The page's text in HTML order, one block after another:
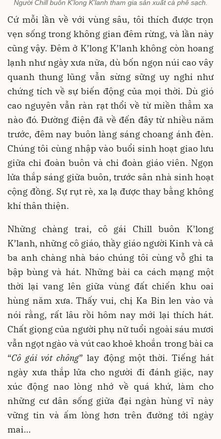
Người Chill buôn K'long K'lanh tham gia sản xuất cà phê sạch.
Cứ mỗi lần về với vùng sâu, tôi thích được trọn
vẹn sống trong không gian đêm rừng, và lần này
cũng vậy. Đêm ở K’long K’lanh không còn hoang
lạnh như ngày xưa nữa, dù bốn ngọn núi cao vây
quanh thung lũng vẫn sừng sững uy nghi như
chứng tích về sự biến động của mọi thời. Dù gió
cao nguyên vẫn ràn rạt thổi về từ miền thẳm xa
nào đó. Đường điện đã về đến đây từ nhiều năm
trước, đêm nay buôn làng sáng choang ánh đèn.
Chúng tôi cùng nhập vào buổi sinh hoạt giao lưu
giữa chi đoàn buôn và chi đoàn giáo viên. Ngọn
lửa thắp sáng giữa buôn, trước sân nhà sinh hoạt
cộng đồng. Sự rụt rè, xa lạ được thay bằng không
khí thân thiện.
Những chàng trai, cô gái Chill buôn K’long
K’lanh, những cô giáo, thầy giáo người Kinh và cả
ba anh chàng nhà báo chúng tôi cùng vỗ ghi ta
bập bùng và hát. Những bài ca cách mạng một
thời lại vang lên giữa vùng đất chiến khu oai
hùng năm xưa. Thấy vui, chị Ka Bin len vào và
nói rằng, rất lâu rồi hôm nay mới lại thích hát.
Chất giọng của người phụ nữ tuổi ngoài sáu mươi
vẫn ngọt ngào và vút cao khoẻ khoắn trong bài ca
“Cô gái vót chông” lay động một thời. Tiếng hát
ngày xưa thắp lửa cho người đi đánh giặc, nay
xúc động nao lòng nhớ về quá khứ, làm cho
những cư dân sống giữa đại ngàn hùng vĩ này
vững tin và ấm lòng hơn trên đường tới ngày
mai…